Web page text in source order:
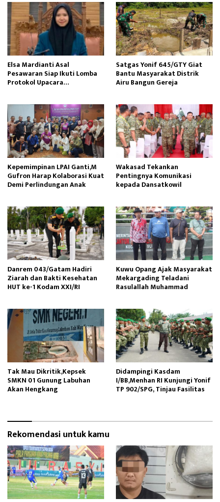
Elsa Mardianti Asal
Pesawaran Siap Ikuti Lomba
Protokol Upacara
Satgas Yonif 645/GTY Giat
Bantu Masyarakat Distrik
Airu Bangun Gereja ‎
Kepemimpinan LPAI Ganti,M
Gufron Harap Kolaborasi Kuat
Demi Perlindungan Anak
Wakasad Tekankan
Pentingnya Komunikasi
kepada Dansatkowil
Danrem 043/Gatam Hadiri
Ziarah dan Bakti Kesehatan
HUT ke-1 Kodam XXI/RI
Kuwu Opang Ajak Masyarakat
Mekargading Teladani
Rasulallah Muhammad
Tak Mau Dikritik,Kepsek
SMKN 01 Gunung Labuhan
Akan Hengkang
Didampingi Kasdam
I/BB,Menhan RI Kunjungi Yonif
TP 902/SPG, Tinjau Fasilitas
Rekomendasi untuk kamu